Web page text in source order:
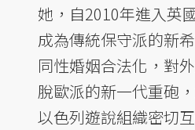
她，自2010年進入英
成為傳統保守派的新
同性婚姻合法化，對
脫歐派的新一代重砲
以色列遊說組織密切互